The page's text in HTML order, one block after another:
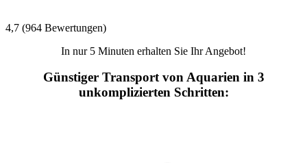
4,7 (964 Bewertungen)
In nur 5 Minuten erhalten Sie Ihr Angebot!
Günstiger Transport von Aquarien in 3
unkomplizierten Schritten: